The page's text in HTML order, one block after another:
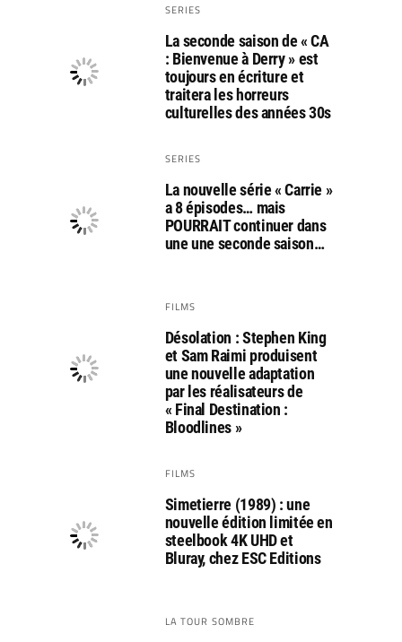
SERIES
La seconde saison de « CA
: Bienvenue à Derry » est
toujours en écriture et
traitera les horreurs
culturelles des années 30s
SERIES
La nouvelle série « Carrie »
a 8 épisodes… mais
POURRAIT continuer dans
une une seconde saison…
FILMS
Désolation : Stephen King
et Sam Raimi produisent
une nouvelle adaptation
par les réalisateurs de
« Final Destination :
Bloodlines »
FILMS
Simetierre (1989) : une
nouvelle édition limitée en
steelbook 4K UHD et
Bluray, chez ESC Editions
LA TOUR SOMBRE